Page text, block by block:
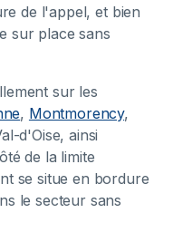
de l'appel, et bien
sur place sans
sur les
, Montmorency,
d'Oise, ainsi
de la limite
se situe en bordure
le secteur sans